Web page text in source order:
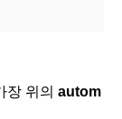
장 위의 autom